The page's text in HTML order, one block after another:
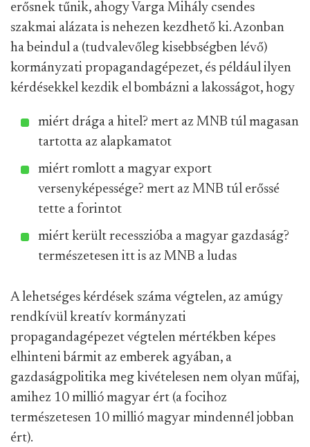
erősnek tűnik, ahogy Varga Mihály csendes
szakmai alázata is nehezen kezdhető ki. Azonban
ha beindul a (tudvalevőleg kisebbségben lévő)
kormányzati propagandagépezet, és például ilyen
kérdésekkel kezdik el bombázni a lakosságot, hogy
miért drága a hitel? mert az MNB túl magasan
tartotta az alapkamatot
miért romlott a magyar export
versenyképessége? mert az MNB túl erőssé
tette a forintot
miért került recesszióba a magyar gazdaság?
természetesen itt is az MNB a ludas
A lehetséges kérdések száma végtelen, az amúgy
rendkívül kreatív kormányzati
propagandagépezet végtelen mértékben képes
elhinteni bármit az emberek agyában, a
gazdaságpolitika meg kivételesen nem olyan műfaj,
amihez 10 millió magyar ért (a focihoz
természetesen 10 millió magyar mindennél jobban
ért).